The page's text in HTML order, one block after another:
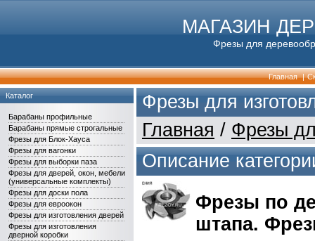
МАГАЗИН
Фрезы для
Главная |
Каталог
Барабаны профильные
Барабаны прямые строгальные
Фрезы для Блок-Хауса
Фрезы для вагонки
Фрезы для выборки паза
Фрезы для дверей, окон, мебели
(универсальные комплекты)
Фрезы для доски пола
Фрезы для евроокон
Фрезы для изготовления дверей
Фрезы для изготовления
дверной коробки
Фрезы для
Главная / Фрезы
Описание
Фрезы по
штапа.